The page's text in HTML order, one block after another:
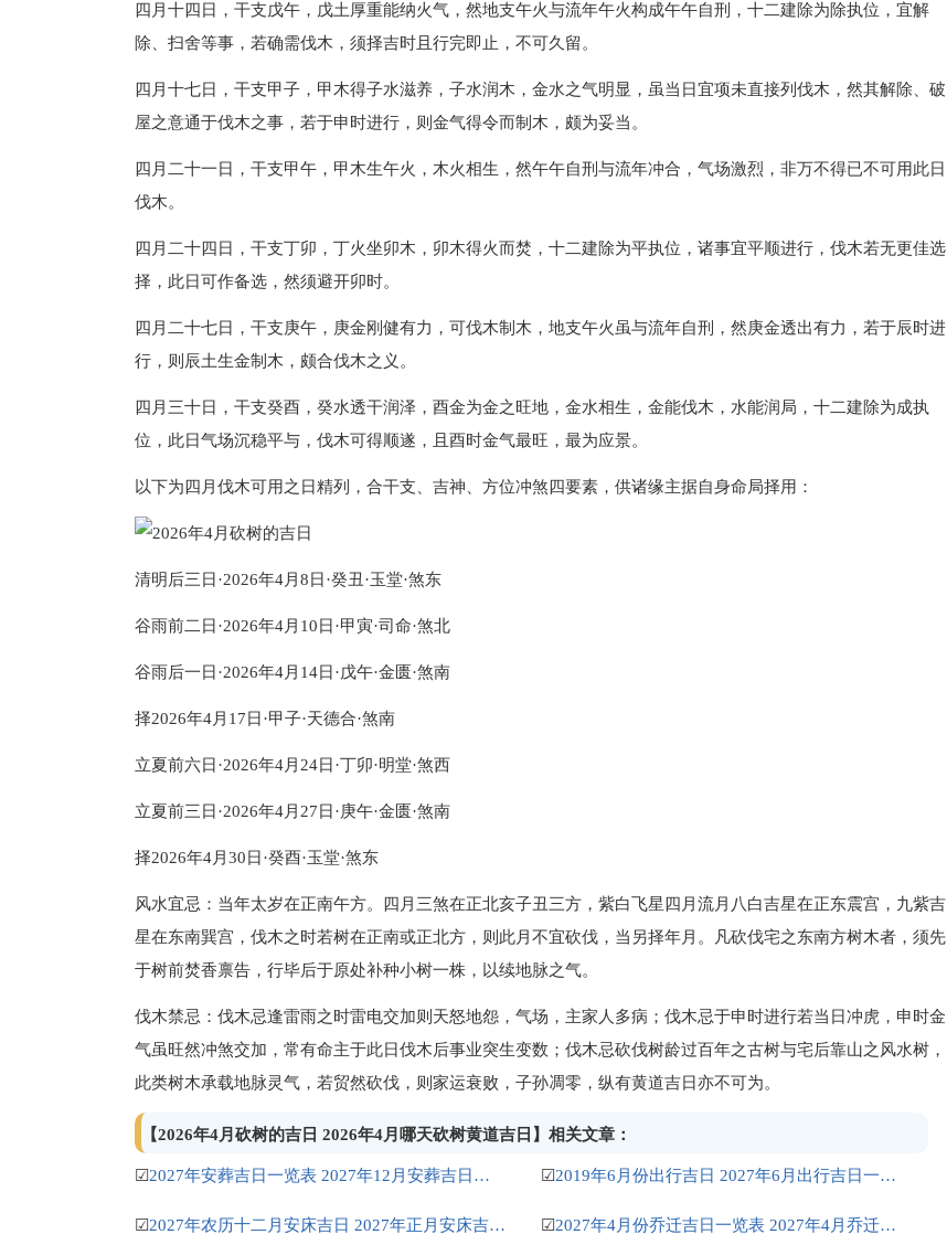
四月十四日，干支戊午，戊土厚重能纳火气，然地支午火与流年午火构成午午自刑，十二建除为除执位，宜解
除、扫舍等事，若确需伐木，须择吉时且行完即止，不可久留。
四月十七日，干支甲子，甲木得子水滋养，子水润木，金水之气明显，虽当日宜项未直接列伐木，然其解除、破
屋之意通于伐木之事，若于申时进行，则金气得令而制木，颇为妥当。
四月二十一日，干支甲午，甲木生午火，木火相生，然午午自刑与流年冲合，气场激烈，非万不得已不可用此日
伐木。
四月二十四日，干支丁卯，丁火坐卯木，卯木得火而焚，十二建除为平执位，诸事宜平顺进行，伐木若无更佳选
择，此日可作备选，然须避开卯时。
四月二十七日，干支庚午，庚金刚健有力，可伐木制木，地支午火虽与流年自刑，然庚金透出有力，若于辰时进
行，则辰土生金制木，颇合伐木之义。
四月三十日，干支癸酉，癸水透干润泽，酉金为金之旺地，金水相生，金能伐木，水能润局，十二建除为成执
位，此日气场沉稳平与，伐木可得顺遂，且酉时金气最旺，最为应景。
以下为四月伐木可用之日精列，合干支、吉神、方位冲煞四要素，供诸缘主据自身命局择用：
清明后三日·2026年4月8日·癸丑·玉堂·煞东
谷雨前二日·2026年4月10日·甲寅·司命·煞北
谷雨后一日·2026年4月14日·戊午·金匮·煞南
择2026年4月17日·甲子·天德合·煞南
立夏前六日·2026年4月24日·丁卯·明堂·煞西
立夏前三日·2026年4月27日·庚午·金匮·煞南
择2026年4月30日·癸酉·玉堂·煞东
风水宜忌：当年太岁在正南午方。四月三煞在正北亥子丑三方，紫白飞星四月流月八白吉星在正东震宫，九紫吉
星在东南巽宫，伐木之时若树在正南或正北方，则此月不宜砍伐，当另择年月。凡砍伐宅之东南方树木者，须先
于树前焚香禀告，行毕后于原处补种小树一株，以续地脉之气。
伐木禁忌：伐木忌逢雷雨之时雷电交加则天怒地怨，气场，主家人多病；伐木忌于申时进行若当日冲虎，申时金
气虽旺然冲煞交加，常有命主于此日伐木后事业突生变数；伐木忌砍伐树龄过百年之古树与宅后靠山之风水树，
此类树木承载地脉灵气，若贸然砍伐，则家运衰败，子孙凋零，纵有黄道吉日亦不可为。
【2026年4月砍树的吉日 2026年4月哪天砍树黄道吉日】相关文章：
☑ 2027年安葬吉日一览表 2027年12月安葬吉日一览表 ☑ 2019年6月份出行吉日 2027年6月出行吉日一览表
☑ 2027年农历十二月安床吉日 2027年正月安床吉日吉时查询 ☑ 2027年4月份乔迁吉日一览表 2027年4月乔迁吉日吉时查询